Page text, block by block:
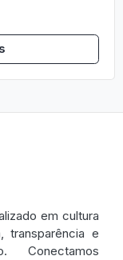
em cultura
transparência e
Conectamos